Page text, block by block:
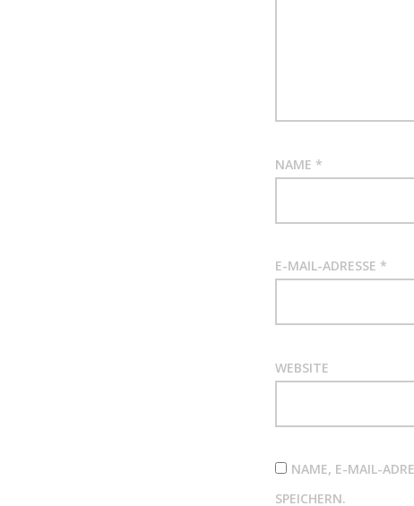
NAME *
E-MAIL-ADRESSE *
WEBSITE
NAME, E-MAIL-
SPEICHERN.